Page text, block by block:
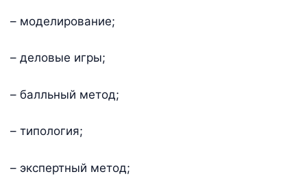
– моделирование;
– деловые игры;
– балльный метод;
– типология;
– экспертный метод;